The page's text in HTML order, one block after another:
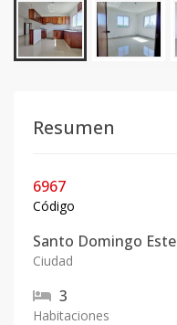
Resumen
6967
Código
Santo Domingo Este
Ciudad
3
Habitaciones